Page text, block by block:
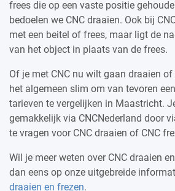
frees die op een vaste positie
bedoelen we CNC draaien. Ook bij
met een beitel of frees, maar ligt de
van het object in plaats van de frees.
Of je met CNC nu wilt gaan draaien
het algemeen slim om van tevoren
tarieven te vergelijken in Maastricht.
gemakkelijk via CNCNederland door
te vragen voor CNC draaien of CNC
Wil je meer weten over CNC draaien
dan eens op onze uitgebreide
draaien en frezen.